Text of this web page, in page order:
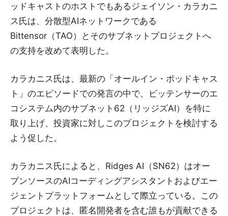
ッドキャストのホストでもあるジェイソン・カラカニ
ス氏は、分散型AIネットワークである
Bittensor（TAO）とそのサブネットプロジェクトへ
の支持を改めて表明した。
カラカニス氏は、最新の「オールイン・ポッドキャス
ト」のエピソードでの発言の中で、ビッテンサーのエ
コシステム内のサブネット62（リッジズAI）を特に
取り上げ、投資家に対しこのプロジェクトを検討する
よう促した。
カラカニス氏によると、Ridges AI（SN62）はオー
プンソースのAIコーディングアシスタントおよびエー
ジェントプラットフォームとして際立っている。この
プロジェクトは、匿名開発者を含む誰もが貢献できる